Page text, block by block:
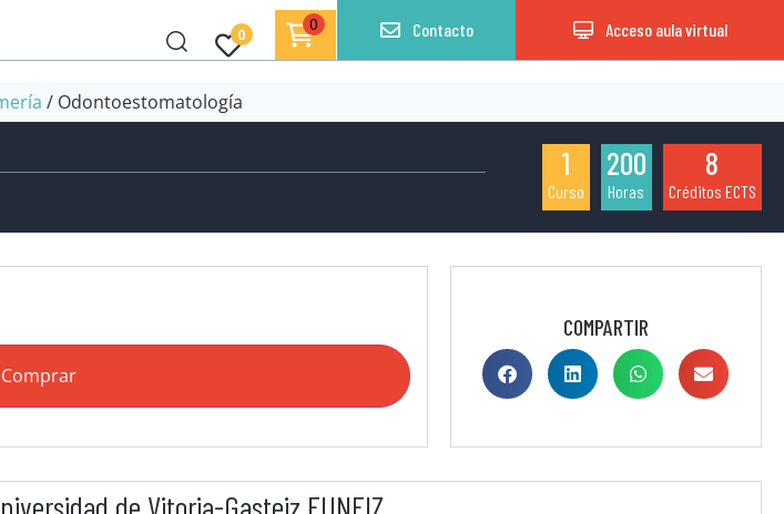
0
0 Contacto Acceso aula virtual
/ Odontoestomatología
1
Curso
200
Horas
8
Créditos ECTS
Comprar
COMPARTIR
de Vitoria-Gasteiz EUNEIZ